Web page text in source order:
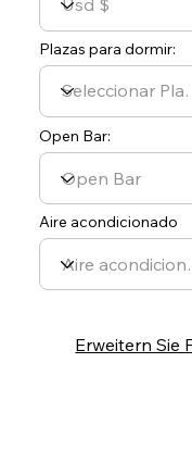
Plazas para dormir:
Open Bar:
Aire acondicionado
Erweitern Sie